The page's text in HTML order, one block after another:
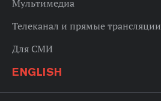
Мультимедиа
Телеканал и прямые трансляции
Для СМИ
ENGLISH